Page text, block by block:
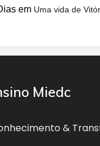
em Uma vida de
Miedc
&